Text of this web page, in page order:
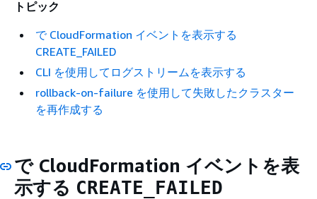
トピック
で CloudFormation イベントを表示する
CREATE_FAILED
CLI を使用してログストリームを表示する
rollback-on-failure を使用して失敗したクラスター
を再作成する
で CloudFormation イベントを表
示する CREATE_FAILED